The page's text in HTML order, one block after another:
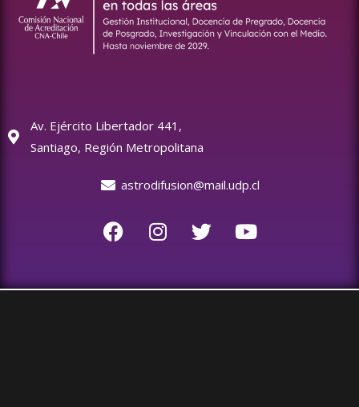
Av. Ejército Libertador 441,
Santiago, Región Metropolitana
astrodifusion@mail.udp.cl